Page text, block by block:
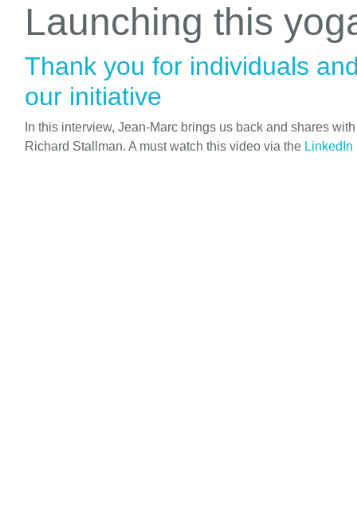
Launching this
Thank you for individuals
our initiative
In this interview, Jean-Marc brings us back and shares
Richard Stallman. A must watch this video via the LinkedIn